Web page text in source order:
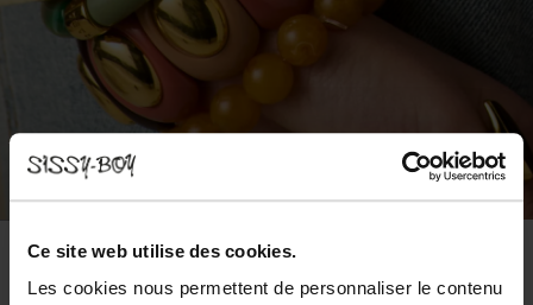
Ce site web utilise des cookies.
Les cookies nous permettent de personnaliser le contenu